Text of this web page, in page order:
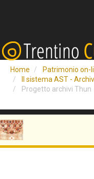
Home
Patrimonio on-
Il sistema AST -
Progetto archivi Thun